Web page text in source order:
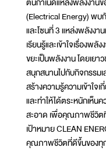
(Electrical Energy) พบ
และโซนที่ 3 แหล่งพลังงา
เรียนรู้และเข้าใจเรื่องพลั
ขยะเป็นพลังงาน โดยเย
สนุกสนานไปกับกิจกรรม
สร้างความรู้ความเข้าใจ
และทำให้ได้ตระหนักเห็
สะอาด เพื่อคุณภาพชีวิต
เป้าหมาย CLEAN
คุณภาพชีวิตที่ดีขึ้นของทุ